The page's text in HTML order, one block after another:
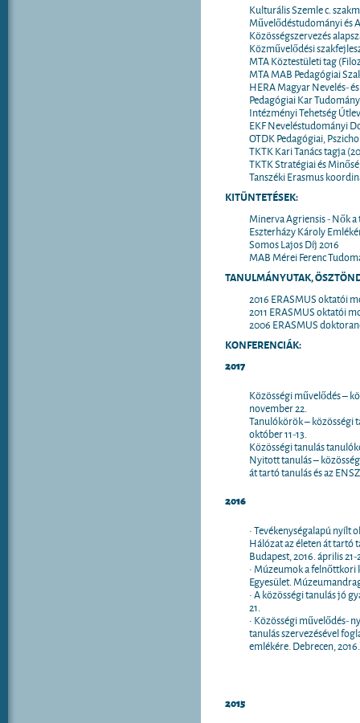
Kulturális Szemle c.
Művelődéstudományi és
Közösségszervezés
Közművelődési
MTA Köztestületi tag
MTA MAB Pedagógiai
HERA Magyar Nevelés-
Pedagógiai Kar
Intézményi Tehetség
EKF Neveléstudományi
OTDK Pedagógiai,
TKTK Kari Tanács tagja
TKTK Stratégiai és
Tanszéki Erasmus
KITÜNTETÉSEK:
Minerva Agriensis - Nők
Eszterházy Károly
Somos Lajos Díj 2016
MAB Mérei Ferenc
TANULMÁNYUTAK,
2016 ERASMUS oktatói
2011 ERASMUS oktatói
2006 ERASMUS
KONFERENCIÁK:
2017
Közösségi művelődés –
november 22.
Tanulókörök – közösségi
október 11-13.
Közösségi tanulás
Nyitott tanulás –
át tartó tanulás és az
2016
• Tevékenységalapú nyílt
Hálózat az életen át tartó
Budapest, 2016. április 21-
• Múzeumok a felnőttkori
Egyesület.
• A közösségi tanulás jó
21.
• Közösségi művelődés-
tanulás szervezésével
emlékére. Debrecen,
2015